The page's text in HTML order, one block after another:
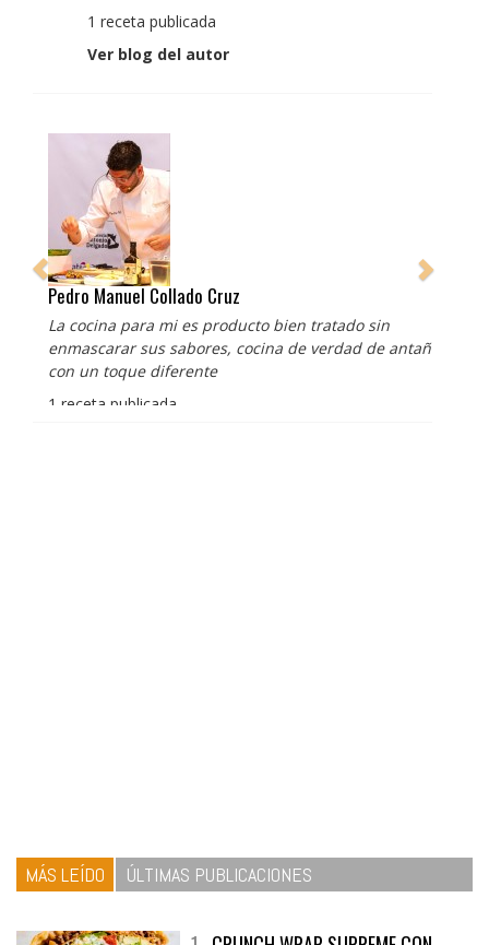
1 receta publicada
Ver blog del autor
Pedro Manuel Collado Cruz
La cocina para mi es producto bien tratado sin
enmascarar sus sabores, cocina de verdad de antaño
con un toque diferente
1 receta publicada